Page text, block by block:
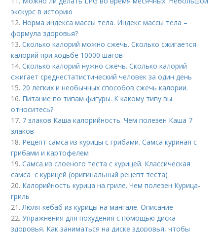
экскурс в историю
12. Норма индекса массы тела. Индекс массы тела –
формула здоровья?
13.Сколько калорий можно сжечь. Сколько сжигается
калорий при ходьбе 10000 шагов
14.Сколько калорий нужно сжечь. Сколько калорий
сжигает среднестатистический человек за один день
15. 20 легких и необычных способов сжечь калории.
16. Питание по типам фигуры. К какому типу вы
относитесь?
17. 7 злаков Каша калорийность. Чем полезен Каша 7
злаков
18. Рецепт самса из курицы с грибами. Самса куриная с
грибами и картофелем
19.Самса из слоеного теста с курицей. Классическая
самса с курицей (оригинальный рецепт теста)
20. Калорийность курица на гриле. Чем полезен Курица-
гриль
21. Люля-кебаб из курицы на мангале. Описание
22.Упражнения для похудения с помощью диска
здоровья. Как заниматься на диске здоровья, чтобы